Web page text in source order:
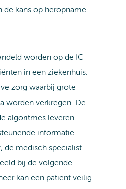
de kans op heropname
worden op de IC
in een ziekenhuis.
zorg waarbij grote
worden verkregen. De
algoritmes leveren
informatie
de medisch specialist
bij de volgende
kan een patiënt veilig